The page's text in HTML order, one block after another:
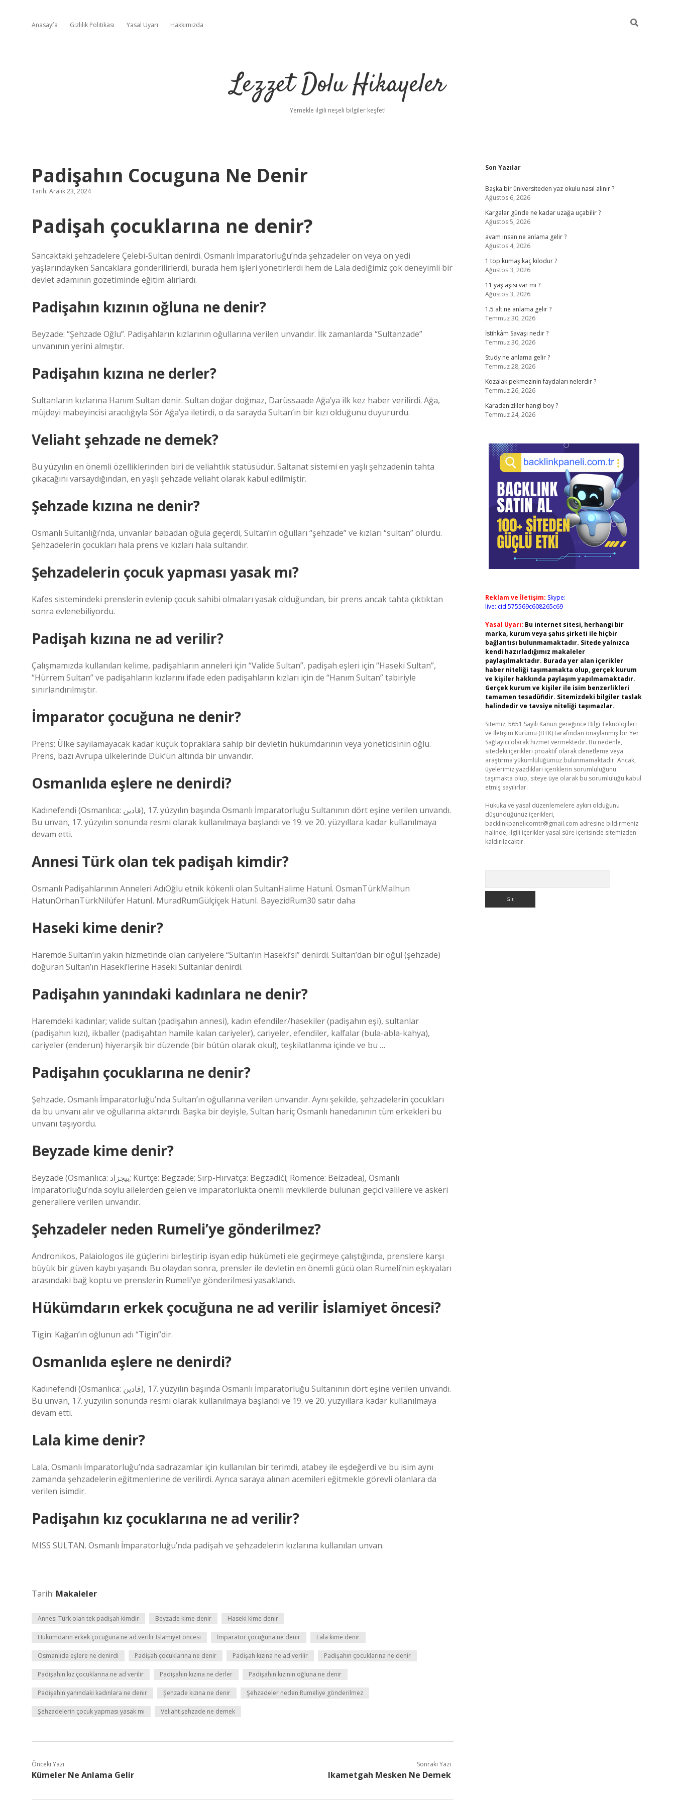
Anasayfa Gizlilik Politikası Yasal Uyarı Hakkımızda
Lezzet Dolu Hikayeler
Yemekle ilgili neşeli bilgiler keşfet!
Padişahın Cocuguna Ne Denir
Tarih: Aralık 23, 2024
Padişah çocuklarına ne denir?
Sancaktaki şehzadelere Çelebi-Sultan denirdi. Osmanlı İmparatorluğu’nda şehzadeler on veya on yedi
yaşlarındayken Sancaklara gönderilirlerdi, burada hem işleri yönetirlerdi hem de Lala dediğimiz çok deneyimli bir
devlet adamının gözetiminde eğitim alırlardı.
Padişahın kızının oğluna ne denir?
Beyzade: “Şehzade Oğlu”. Padişahların kızlarının oğullarına verilen unvandır. İlk zamanlarda “Sultanzade”
unvanının yerini almıştır.
Padişahın kızına ne derler?
Sultanların kızlarına Hanım Sultan denir. Sultan doğar doğmaz, Darüssaade Ağa’ya ilk kez haber verilirdi. Ağa,
müjdeyi mabeyincisi aracılığıyla Sör Ağa’ya iletirdi, o da sarayda Sultan’ın bir kızı olduğunu duyururdu.
Veliaht şehzade ne demek?
Bu yüzyılın en önemli özelliklerinden biri de veliahtlık statüsüdür. Saltanat sistemi en yaşlı şehzadenin tahta
çıkacağını varsaydığından, en yaşlı şehzade veliaht olarak kabul edilmiştir.
Şehzade kızına ne denir?
Osmanlı Sultanlığı’nda, unvanlar babadan oğula geçerdi, Sultan’ın oğulları “şehzade” ve kızları “sultan” olurdu.
Şehzadelerin çocukları hala prens ve kızları hala sultandır.
Şehzadelerin çocuk yapması yasak mı?
Kafes sistemindeki prenslerin evlenip çocuk sahibi olmaları yasak olduğundan, bir prens ancak tahta çıktıktan
sonra evlenebiliyordu.
Padişah kızına ne ad verilir?
Çalışmamızda kullanılan kelime, padişahların anneleri için “Valide Sultan”, padişah eşleri için “Haseki Sultan”,
“Hürrem Sultan” ve padişahların kızlarını ifade eden padişahların kızları için de “Hanım Sultan” tabiriyle
sınırlandırılmıştır.
İmparator çocuğuna ne denir?
Prens: Ülke sayılamayacak kadar küçük topraklara sahip bir devletin hükümdarının veya yöneticisinin oğlu.
Prens, bazı Avrupa ülkelerinde Dük’ün altında bir unvandır.
Osmanlıda eşlere ne denirdi?
Kadınefendi (Osmanlıca: قادین), 17. yüzyılın başında Osmanlı İmparatorluğu Sultanının dört eşine verilen unvandı.
Bu unvan, 17. yüzyılın sonunda resmi olarak kullanılmaya başlandı ve 19. ve 20. yüzyıllara kadar kullanılmaya
devam etti.
Annesi Türk olan tek padişah kimdir?
Osmanlı Padişahlarının Anneleri AdıOğlu etnik kökenli olan SultanHalime Hatunİ. OsmanTürkMalhun
HatunOrhanTürkNilüfer HatunI. MuradRumGülçiçek HatunI. BayezidRum30 satır daha
Haseki kime denir?
Haremde Sultan’ın yakın hizmetinde olan cariyelere “Sultan’ın Haseki’si” denirdi. Sultan’dan bir oğul (şehzade)
doğuran Sultan’ın Haseki’lerine Haseki Sultanlar denirdi.
Padişahın yanındaki kadınlara ne denir?
Haremdeki kadınlar; valide sultan (padişahın annesi), kadın efendiler/hasekiler (padişahın eşi), sultanlar
(padişahın kızı), ikballer (padişahtan hamile kalan cariyeler), cariyeler, efendiler, kalfalar (bula-abla-kahya),
cariyeler (enderun) hiyerarşik bir düzende (bir bütün olarak okul), teşkilatlanma içinde ve bu …
Padişahın çocuklarına ne denir?
Şehzade, Osmanlı İmparatorluğu’nda Sultan’ın oğullarına verilen unvandır. Aynı şekilde, şehzadelerin çocukları
da bu unvanı alır ve oğullarına aktarırdı. Başka bir deyişle, Sultan hariç Osmanlı hanedanının tüm erkekleri bu
unvanı taşıyordu.
Beyzade kime denir?
Beyzade (Osmanlıca: بيجزاد; Kürtçe: Begzade; Sırp-Hırvatça: Begzadići; Romence: Beizadea), Osmanlı
İmparatorluğu’nda soylu ailelerden gelen ve imparatorlukta önemli mevkilerde bulunan geçici valilere ve askeri
generallere verilen unvandır.
Şehzadeler neden Rumeli’ye gönderilmez?
Andronikos, Palaiologos ile güçlerini birleştirip isyan edip hükümeti ele geçirmeye çalıştığında, prenslere karşı
büyük bir güven kaybı yaşandı. Bu olaydan sonra, prensler ile devletin en önemli gücü olan Rumeli’nin eşkıyaları
arasındaki bağ koptu ve prenslerin Rumeli’ye gönderilmesi yasaklandı.
Hükümdarın erkek çocuğuna ne ad verilir İslamiyet öncesi?
Tigin: Kağan’ın oğlunun adı “Tigin”dir.
Osmanlıda eşlere ne denirdi?
Kadınefendi (Osmanlıca: قادین), 17. yüzyılın başında Osmanlı İmparatorluğu Sultanının dört eşine verilen unvandı.
Bu unvan, 17. yüzyılın sonunda resmi olarak kullanılmaya başlandı ve 19. ve 20. yüzyıllara kadar kullanılmaya
devam etti.
Lala kime denir?
Lala, Osmanlı İmparatorluğu’nda sadrazamlar için kullanılan bir terimdi, atabey ile eşdeğerdi ve bu isim aynı
zamanda şehzadelerin eğitmenlerine de verilirdi. Ayrıca saraya alınan acemileri eğitmekle görevli olanlara da
verilen isimdir.
Padişahın kız çocuklarına ne ad verilir?
MISS SULTAN. Osmanlı İmparatorluğu’nda padişah ve şehzadelerin kızlarına kullanılan unvan.
Tarih: Makaleler
Annesi Türk olan tek padişah kimdir Beyzade kime denir Haseki kime denir
Hükümdarın erkek çocuğuna ne ad verilir İslamiyet öncesi İmparator çocuğuna ne denir Lala kime denir
Osmanlıda eşlere ne denirdi Padişah çocuklarına ne denir Padişah kızına ne ad verilir Padişahın çocuklarına ne denir
Padişahın kız çocuklarına ne ad verilir Padişahın kızına ne derler Padişahın kızının oğluna ne denir
Padişahın yanındaki kadınlara ne denir Şehzade kızına ne denir Şehzadeler neden Rumeliye gönderilmez
Şehzadelerin çocuk yapması yasak mı Veliaht şehzade ne demek
Önceki Yazı
Kümeler Ne Anlama Gelir
Sonraki Yazı
Ikametgah Mesken Ne Demek
Sidebar
Son Yazılar
Başka bir üniversiteden yaz okulu nasıl alınır ?
Ağustos 6, 2026
Kargalar günde ne kadar uzağa uçabilir ?
Ağustos 5, 2026
avam insan ne anlama gelir ?
Ağustos 4, 2026
1 top kumaş kaç kilodur ?
Ağustos 3, 2026
11 yaş aşısı var mı ?
Ağustos 3, 2026
1.5 alt ne anlama gelir ?
Temmuz 30, 2026
İstihkâm Savaşı nedir ?
Temmuz 30, 2026
Study ne anlama gelir ?
Temmuz 28, 2026
Kozalak pekmezinin faydaları nelerdir ?
Temmuz 26, 2026
Karadenizliler hangi boy ?
Temmuz 24, 2026
Reklam ve İletişim: Skype:
live:.cid.575569c608265c69
Yasal Uyarı: Bu internet sitesi, herhangi bir
marka, kurum veya şahıs şirketi ile hiçbir
bağlantısı bulunmamaktadır. Sitede yalnızca
kendi hazırladığımız makaleler
paylaşılmaktadır. Burada yer alan içerikler
haber niteliği taşımamakta olup, gerçek kurum
ve kişiler hakkında paylaşım yapılmamaktadır.
Gerçek kurum ve kişiler ile isim benzerlikleri
tamamen tesadüfidir. Sitemizdeki bilgiler taslak
halindedir ve tavsiye niteliği taşımazlar.
Sitemiz, 5651 Sayılı Kanun gereğince Bilgi Teknolojileri
ve İletişim Kurumu (BTK) tarafından onaylanmış bir Yer
Sağlayıcı olarak hizmet vermektedir. Bu nedenle,
sitedeki içerikleri proaktif olarak denetleme veya
araştırma yükümlülüğümüz bulunmamaktadır. Ancak,
üyelerimiz yazdıkları içeriklerin sorumluluğunu
taşımakta olup, siteye üye olarak bu sorumluluğu kabul
etmiş sayılırlar.
Hukuka ve yasal düzenlemelere aykırı olduğunu
düşündüğünüz içerikleri,
backlinkpanelicomtr@gmail.com adresine bildirmeniz
halinde, ilgili içerikler yasal süre içerisinde sitemizden
kaldırılacaktır.